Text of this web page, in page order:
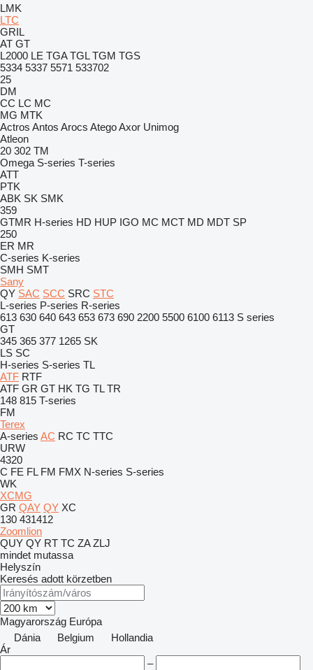
LMK
LTC
GRIL
AT GT
L2000 LE TGA TGL TGM TGS
5334 5337 5571 533702
25
DM
CC LC MC
MG MTK
Actros Antos Arocs AtegoAxor Unimog
Atleon
20 302 TM
Omega S-series T-series
ATT
PTK
ABK SK SMK
359
GTMR H-series HD HUP IGO MC MCT MD MDT SP
250
ER MR
C-series K-series
SMH SMT
Sany
QY SAC SCC SRC STC
L-series P-series R-series
613 630 640 643 653 673 690 2200 5500 6100 6113 S series
GT
345 365 377 1265 SK
LS SC
H-series S-series TL
ATF RTF
ATF GR GT HK TG TL TR
148 815 T-series
FM
Terex
A-series AC RC TC TTC
URW
4320
C FE FL FM FMX N-series S-series
WK
XCMG
GR QAY QY XC
130 431412
Zoomlion
QUY QY RT TC ZA ZLJ
mindet mutassa
Helyszín
Keresés adott körzetben
Magyarország Európa
Dánia
Belgium
Hollandia
Ár
–